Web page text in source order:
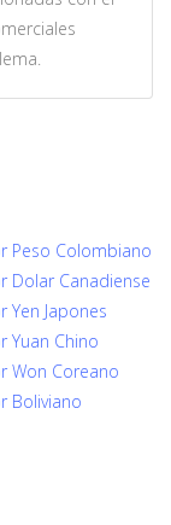
Peso Colombiano
Dolar Canadiense
Yen Japones
Yuan Chino
Won Coreano
Boliviano